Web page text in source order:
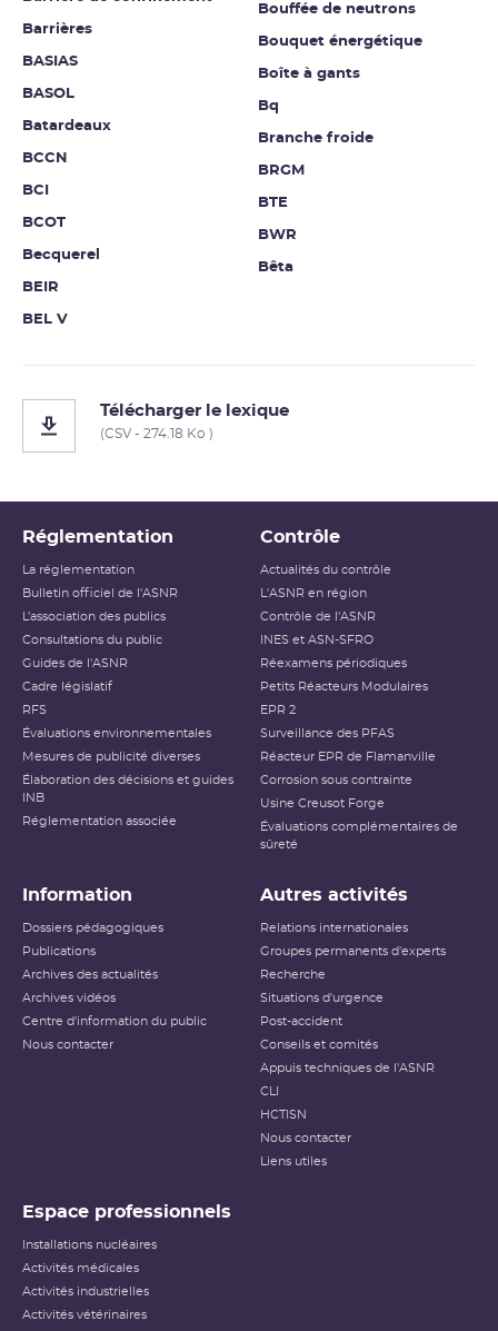
Barrières
BASIAS
BASOL
Batardeaux
BCCN
BCI
BCOT
Becquerel
BEIR
BEL V
Bouffée de neutrons
Bouquet énergétique
Boîte à gants
Bq
Branche froide
BRGM
BTE
BWR
Bêta
Télécharger le lexique
(CSV - 274.18 Ko )
Réglementation
La réglementation
Bulletin officiel de l'ASNR
L’association des publics
Consultations du public
Guides de l'ASNR
Cadre législatif
RFS
Évaluations environnementales
Mesures de publicité diverses
Élaboration des décisions et guides
INB
Réglementation associée
Contrôle
Actualités du contrôle
L'ASNR en région
Contrôle de l'ASNR
INES et ASN-SFRO
Réexamens périodiques
Petits Réacteurs Modulaires
EPR 2
Surveillance des PFAS
Réacteur EPR de Flamanville
Corrosion sous contrainte
Usine Creusot Forge
Évaluations complémentaires de
sûreté
Information
Dossiers pédagogiques
Publications
Archives des actualités
Archives vidéos
Centre d'information du public
Nous contacter
Autres activités
Relations internationales
Groupes permanents d'experts
Recherche
Situations d'urgence
Post-accident
Conseils et comités
Appuis techniques de l'ASNR
CLI
HCTISN
Nous contacter
Liens utiles
Espace professionnels
Installations nucléaires
Activités médicales
Activités industrielles
Activités vétérinaires